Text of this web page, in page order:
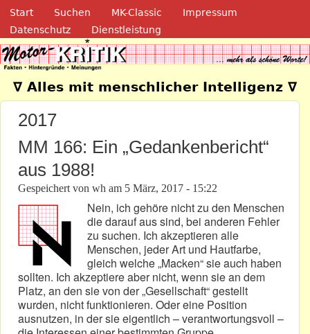
Direkt zum Inhalt
Navigation
Start Suchen MK-Classic
Impressum
Datenschutz
Dienstleistung
Motor-Kritik.de
∇ Alles mit menschlicher Intelligenz ∇
2017
MM 166: Ein „Gedankenbericht“
aus 1988!
Gespeichert von wh am 5 März, 2017 - 15:22
Nein, ich gehöre nicht zu den Menschen
die darauf aus sind, bei anderen Fehler
zu suchen. Ich akzeptieren alle
Menschen, jeder Art und Hautfarbe,
gleich welche „Macken“ sie auch haben
sollten. Ich akzeptiere aber nicht, wenn sie an dem
Platz, an den sie von der „Gesellschaft“ gestellt
wurden, nicht funktionieren. Oder eine Position
ausnutzen, in der sie eigentlich – verantwortungsvoll –